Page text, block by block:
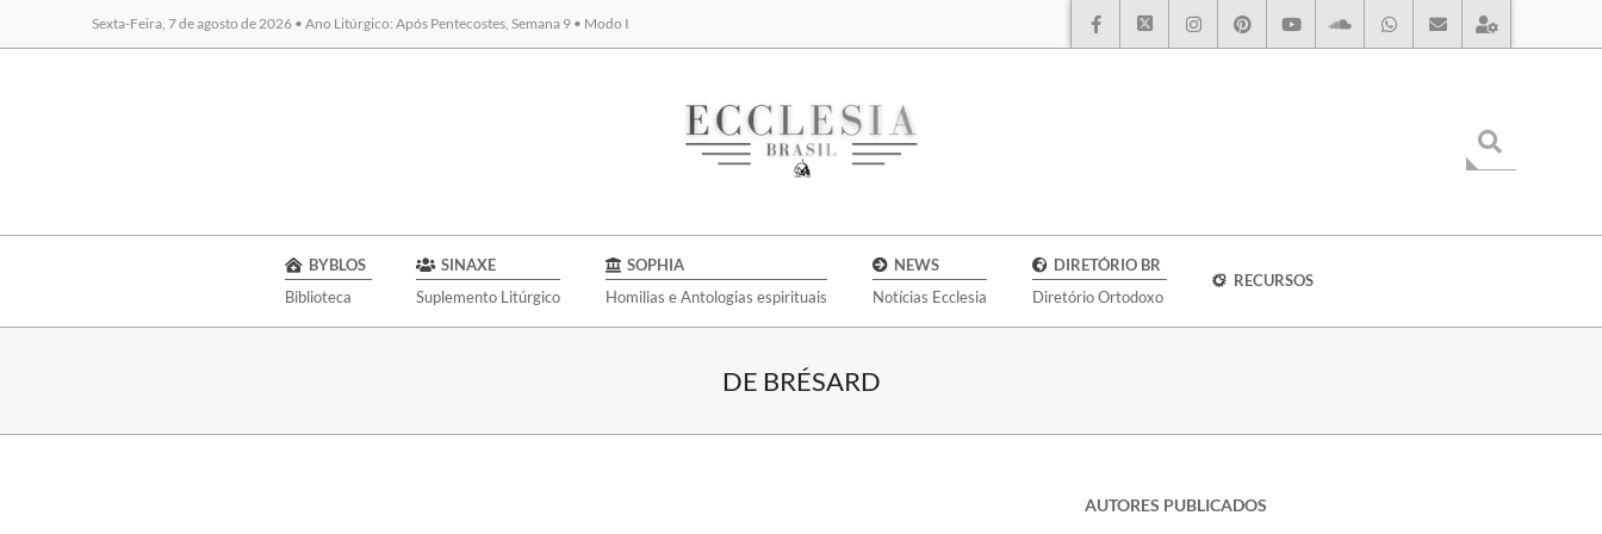
Sexta-Feira, 7 de agosto de 2026 • Ano Litúrgico: Após Pentecostes, Semana 9 • Modo I
BYBLOS
BYBLOS
Biblioteca
SINAXE
Suplemento Litúrgico
SOPHIA
Homilias e Antologias espirituais
NEWS
Notícias Ecclesia
DIRETÓRIO BR
Diretório Ortodoxo
RECURSOS
DE BRÉSARD
AUTORES PUBLICADOS